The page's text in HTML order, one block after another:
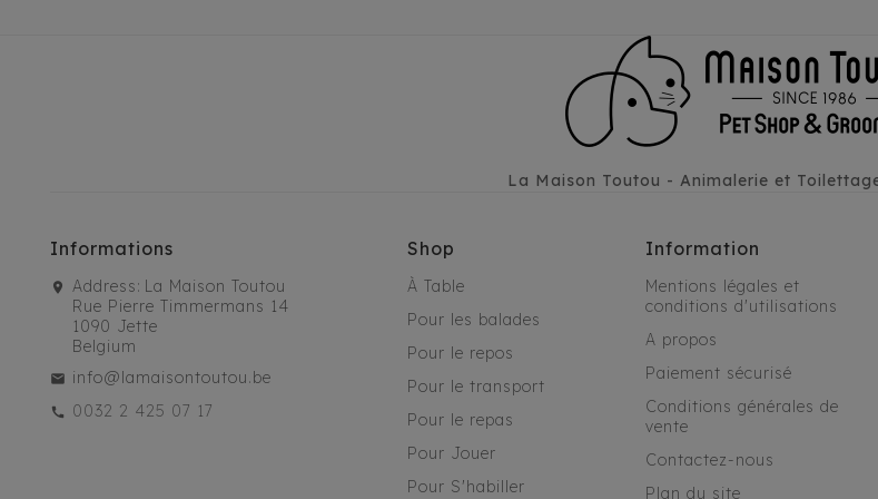
La Maison Toutou - Animalerie et
Informations
Address: La Maison Toutou
Rue Pierre Timmermans 14
1090 Jette
Belgium
info@lamaisontoutou.be
0032 2 425 07 17
Shop
À Table
Pour les balades
Pour le repos
Pour le transport
Pour le repas
Pour Jouer
Pour S'habiller
Information
Mentions légales et
conditions d'utilisations
A propos
Paiement sécurisé
Conditions générales de
vente
Contactez-nous
Plan du site